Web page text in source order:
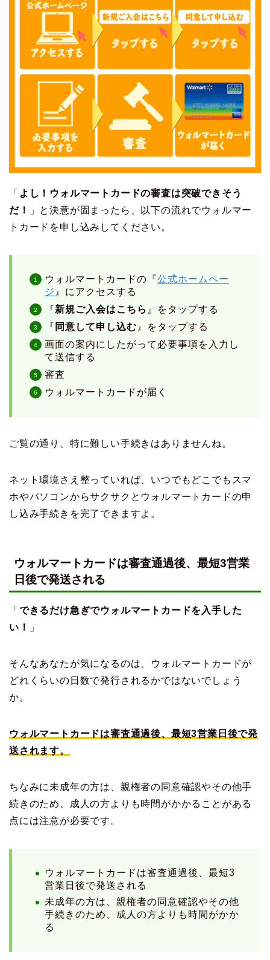
「 よし！ウォルマートカードの審査は突破できそう
だ！
」と決意が固まったら、以下の流れでウォルマー
トカードを申し込みしてください。
ウォルマートカードの『公式ホームペー
ジ 』にアクセスする
『新規ご入会はこちら 』をタップする
『 同意して申し込む 』をタップする
画面の案内にしたがって必要事項を入力し
て送信する
審査
ウォルマートカードが届く
ご覧の通り、特に難しい手続きはありませんね。
ネット環境さえ整っていれば、いつでもどこでもスマ
ホやパソコンからサクサクとウォルマートカードの申
し込み手続きを完了できますよ。
ウォルマートカードは審査通過後、最短3営業
日後で発送される
「 できるだけ急ぎでウォルマートカードを入手した
い！
」
そんなあなたが気になるのは、ウォルマートカードが
どれくらいの日数で発行されるかではないでしょう
か。
ウォルマートカードは審査通過後、最短3営業日後で発
送されます。
ちなみに未成年の方は、親権者の同意確認やその他手
続きのため、成人の方よりも時間がかかることがある
点には注意が必要です。
ウォルマートカードは審査通過後、最短3
営業日後で発送される
未成年の方は、親権者の同意確認やその他
手続きのため、成人の方よりも時間がかか
る